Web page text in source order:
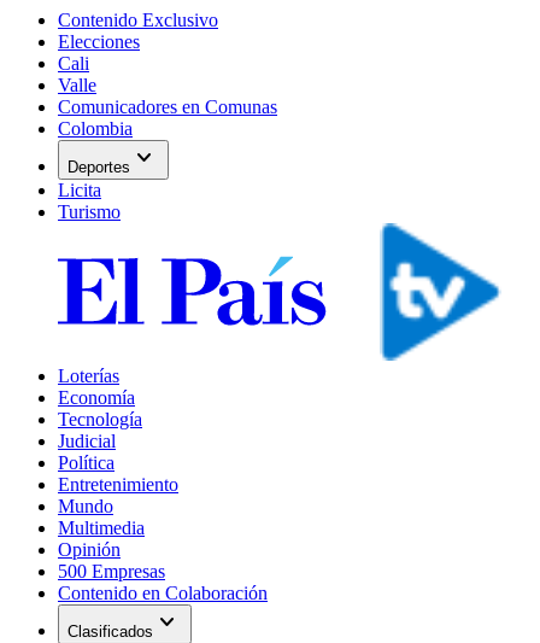
Contenido Exclusivo
Elecciones
Cali
Valle
Comunicadores en Comunas
Colombia
Deportes expand_more
Licita
Turismo
Loterías
Economía
Tecnología
Judicial
Política
Entretenimiento
Mundo
Multimedia
Opinión
500 Empresas
Contenido en Colaboración
Clasificados expand_more